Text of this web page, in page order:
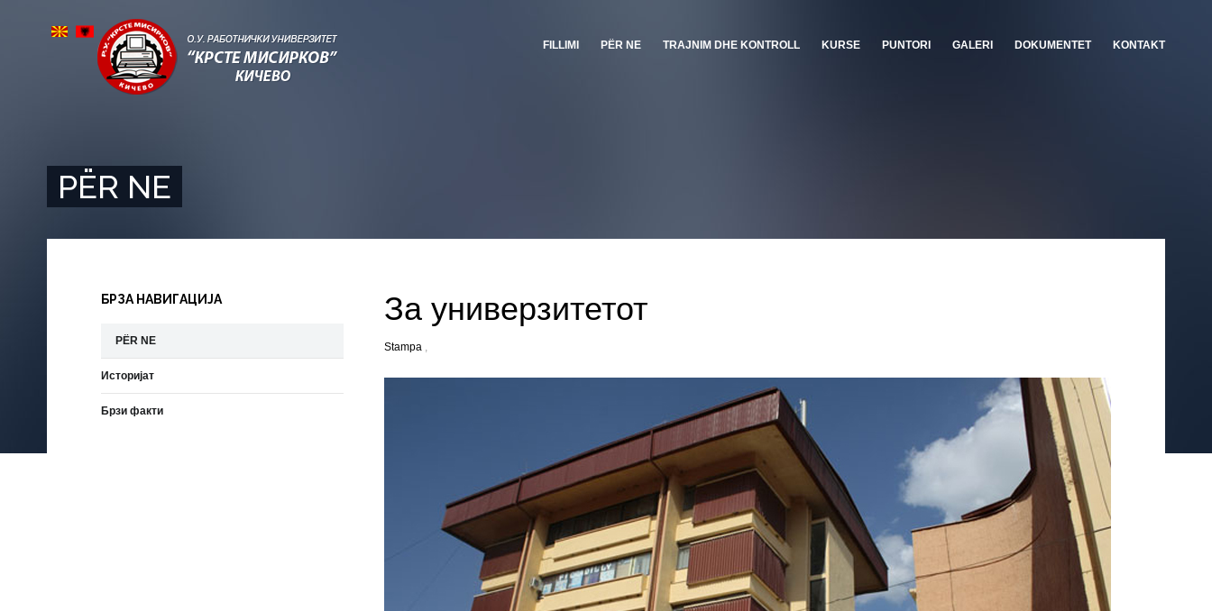
FILLIMI PËR NE TRAJNIM DHE KONTROLL KURSE PUNTORI GALERI DOKUMENTET KONTAKT
PËR NE
За универзитетот
Stampa ,
БРЗА НАВИГАЦИЈА
PËR NE
Историјат
Брзи факти